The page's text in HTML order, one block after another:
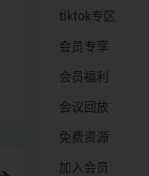
tiktok专区
会员专享
会员福利
会议回放
免费资源
加入会员